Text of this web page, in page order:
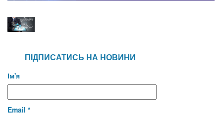
ПІДПИСАТИСЬ НА НОВИНИ
Ім'я
Email *